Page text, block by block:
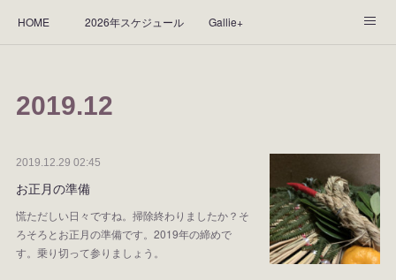
HOME 2026年スケジュール Gallie+
WORKS CGArt作品って？
Yorie's Goods
ショップ 2025年足跡
2024年 の足跡 2023*足跡 2022年の足あと
2019.12
2019.12.29 02:45
お正月の準備
慌ただしい日々ですね。掃除終わりましたか？そ
ろそろとお正月の準備です。2019年の締めで
す。乗り切って参りましょう。